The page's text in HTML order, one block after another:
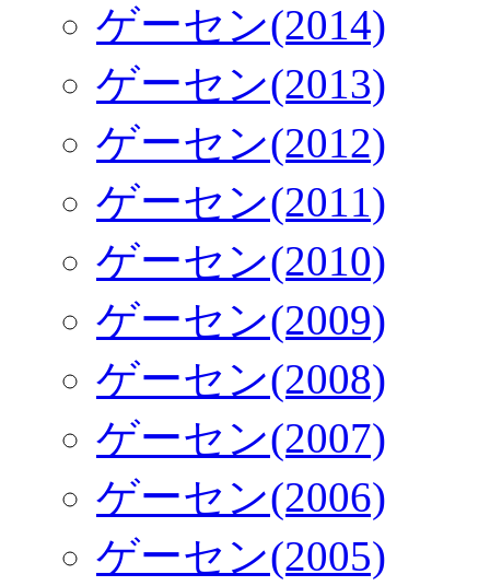
ゲーセン(2014)
ゲーセン(2013)
ゲーセン(2012)
ゲーセン(2011)
ゲーセン(2010)
ゲーセン(2009)
ゲーセン(2008)
ゲーセン(2007)
ゲーセン(2006)
ゲーセン(2005)